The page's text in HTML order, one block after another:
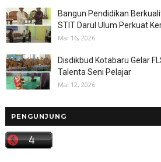
Bangun Pendidikan
STIT Darul Ulum Perkuat
Mai 16, 2026
Disdikbud Kotabaru Gelar
Talenta Seni Pelajar
Mai 12, 2026
PENGUNJUNG